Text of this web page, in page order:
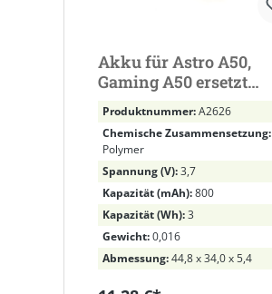
Akku für Astro A50,
Gaming A50 ersetzt
SRP603443
Produktnummer:A2626
Chemische Zusammensetzung:
Polymer
Spannung (V):3,7
Kapazität (mAh):800
Kapazität (Wh):3
Gewicht:0,016
Abmessung:44,8 x 34,0 x 5,4